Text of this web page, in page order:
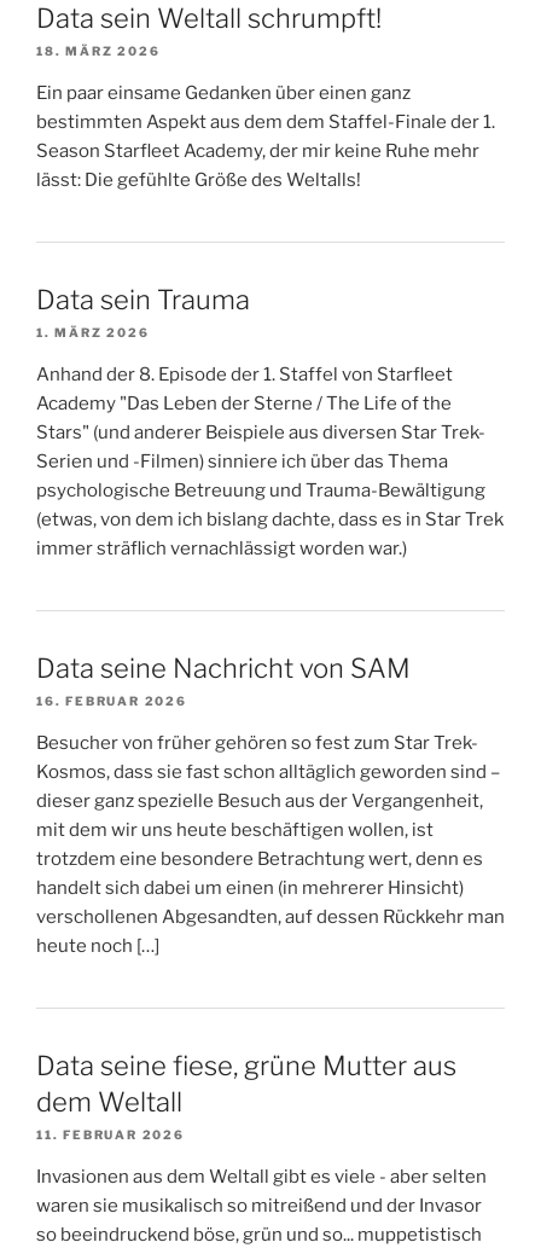
Data sein Weltall schrumpft!
18. MÄRZ 2026
Ein paar einsame Gedanken über einen ganz
bestimmten Aspekt aus dem dem Staffel-Finale der 1.
Season Starfleet Academy, der mir keine Ruhe mehr
lässt: Die gefühlte Größe des Weltalls!
Data sein Trauma
1. MÄRZ 2026
Anhand der 8. Episode der 1. Staffel von Starfleet
Academy "Das Leben der Sterne / The Life of the
Stars" (und anderer Beispiele aus diversen Star Trek-
Serien und -Filmen) sinniere ich über das Thema
psychologische Betreuung und Trauma-Bewältigung
(etwas, von dem ich bislang dachte, dass es in Star Trek
immer sträflich vernachlässigt worden war.)
Data seine Nachricht von SAM
16. FEBRUAR 2026
Besucher von früher gehören so fest zum Star Trek-
Kosmos, dass sie fast schon alltäglich geworden sind –
dieser ganz spezielle Besuch aus der Vergangenheit,
mit dem wir uns heute beschäftigen wollen, ist
trotzdem eine besondere Betrachtung wert, denn es
handelt sich dabei um einen (in mehrerer Hinsicht)
verschollenen Abgesandten, auf dessen Rückkehr man
heute noch […]
Data seine fiese, grüne Mutter aus
dem Weltall
11. FEBRUAR 2026
Invasionen aus dem Weltall gibt es viele - aber selten
waren sie musikalisch so mitreißend und der Invasor
so beeindruckend böse, grün und so... muppetistisch